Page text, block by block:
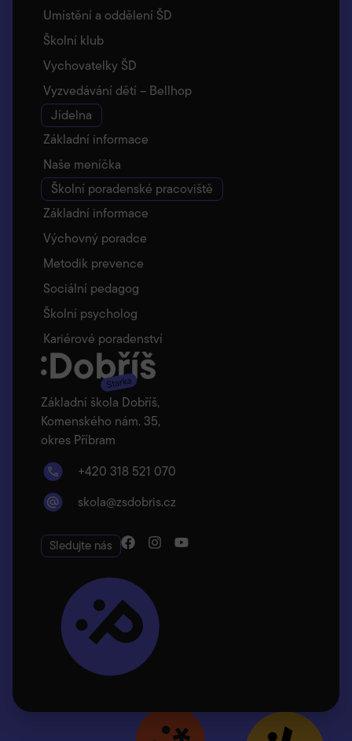
Základní škola Dobříš,
Komenského nám. 35,
okres Příbram
+420 318 521 070
skola@zsdobris.cz
Sledujte nás
Umístění a oddělení ŠD
Školní klub
Vychovatelky ŠD
Vyzvedávání dětí – Bellhop
Jídelna
Základní informace
Naše meníčka
Školní poradenské pracoviště
Základní informace
Výchovný poradce
Metodik prevence
Sociální pedagog
Školní psycholog
Kariérové poradenství